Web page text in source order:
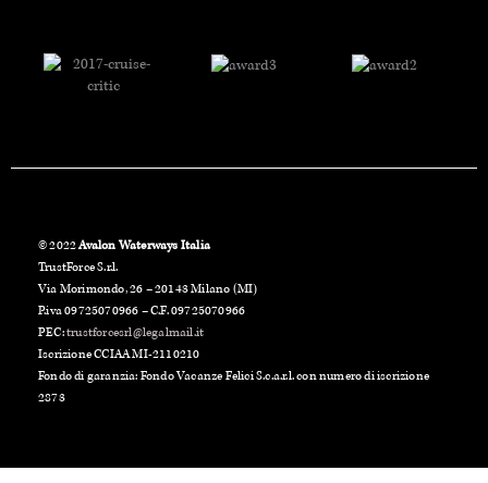
© 2022Avalon Waterways Italia
TrustForce S.r.l.
Via Morimondo, 26 – 20143 Milano (MI)
P.iva 09725070966 – C.F. 09725070966
PEC:trustforcesrl@legalmail.it
Iscrizione CCIAA MI-2110210
Fondo di garanzia: Fondo Vacanze Felici S.c.a.r.l. con numero di iscrizione
2873